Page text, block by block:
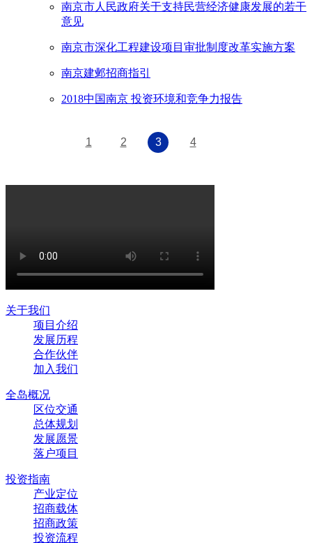
南京市人民政府关于支持民营经济健康发展的若干
意见
南京市深化工程建设项目审批制度改革实施方案
南京建邺招商指引
2018中国南京 投资环境和竞争力报告
1 2 3 4
关于我们
项目介绍
发展历程
合作伙伴
加入我们
全岛概况
区位交通
总体规划
发展愿景
落户项目
投资指南
产业定位
招商载体
招商政策
投资流程